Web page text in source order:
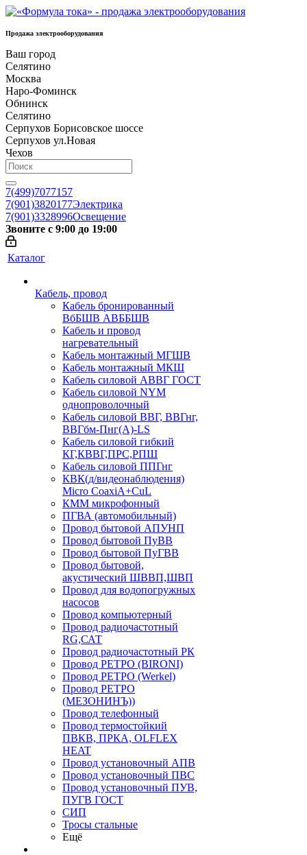
Продажа электрооборудования
Ваш город
Селятино
Москва
Наро-Фоминск
Обнинск
Селятино
Серпухов Борисовское шоссе
Серпухов ул.Новая
Чехов
7(499)7077157
7(901)3820177Электрика
7(901)3328996Освещение
Звоните с 9:00 до 19:00
Каталог
Кабель, провод
Кабель бронированный
ВбБШВ АВББШВ
Кабель и провод
нагревательный
Кабель монтажный МГШВ
Кабель монтажный МКШ
Кабель силовой АВВГ ГОСТ
Кабель силовой NYM
однопроволочный
Кабель силовой ВВГ, ВВГнг,
ВВГбм-Пнг(А)-LS
Кабель силовой гибкий
КГ,КВВГ,ПРС,РПШ
Кабель силовой ППГнг
КВК(д/видеонаблюдения)
Micro CoaxiA+CuL
КММ микрофонный
ПГВА (автомобильный)
Провод бытовой АПУНП
Провод бытовой ПуВВ
Провод бытовой ПуГВВ
Провод бытовой,
акустический ШВВП,ШВП
Провод для водопогружных
насосов
Провод компьютерный
Провод радиочастотный
RG,САТ
Провод радиочастотный РК
Провод РЕТРО (BIRONI)
Провод РЕТРО (Werkel)
Провод РЕТРО
(МЕЗОНИНЪ))
Провод телефонный
Провод термостойкий
ПВКВ, ПРКА, OLFLEX
HEAT
Провод установочный АПВ
Провод установочный ПВС
Провод установочный ПУВ,
ПУГВ ГОСТ
СИП
Тросы стальные
Ещё